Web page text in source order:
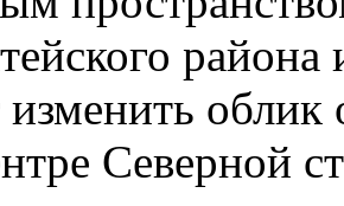
района
облик
Северной